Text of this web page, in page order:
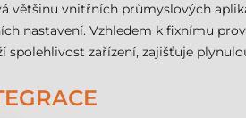
většinu vnitřních průmyslových
nastavení. Vzhledem k fixnímu
spolehlivost zařízení, zajišťuje